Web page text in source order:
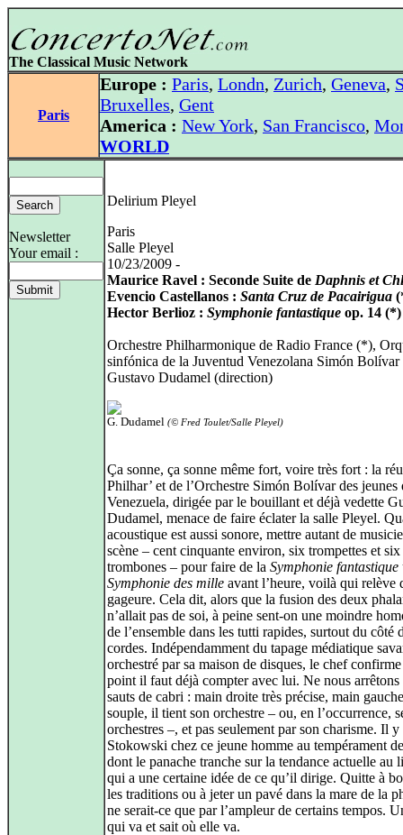
The Classical Music Network
Paris
Europe : Paris, Londn, Zurich, Geneva,
Bruxelles, Gent
America : New York, San Francisco,
WORLD
Newsletter
Your email :
Delirium Pleyel
Paris
Salle Pleyel
10/23/2009 -
Maurice Ravel : Seconde Suite de Daphnis et
Evencio Castellanos : Santa Cruz de Pacairigua
Hector Berlioz : Symphonie fantastique op. 14
Orchestre Philharmonique de Radio France (*),
sinfónica de la Juventud Venezolana Simón
Gustavo Dudamel (direction)
G. Dudamel (© Fred Toulet/Salle Pleyel)
Ça sonne, ça sonne même fort, voire très fort : la
Philhar’ et de l’Orchestre Simón Bolívar des jeunes
Venezuela, dirigée par le bouillant et déjà vedette
Dudamel, menace de faire éclater la salle Pleyel.
acoustique est aussi sonore, mettre autant de
scène – cent cinquante environ, six trompettes et six
trombones – pour faire de la Symphonie fantastique
Symphonie des mille avant l’heure, voilà qui relève
gageure. Cela dit, alors que la fusion des deux
n’allait pas de soi, à peine sent-on une moindre
de l’ensemble dans les tutti rapides, surtout du côté
cordes. Indépendamment du tapage médiatique
orchestré par sa maison de disques, le chef
point il faut déjà compter avec lui. Ne nous arrêtons
sauts de cabri : main droite très précise, main
souple, il tient son orchestre – ou, en l’occurrence,
orchestres –, et pas seulement par son charisme. Il y
Stokowski chez ce jeune homme au tempérament
dont le panache tranche sur la tendance actuelle au
qui a une certaine idée de ce qu’il dirige. Quitte à
les traditions ou à jeter un pavé dans la mare de la
ne serait-ce que par l’ampleur de certains tempos.
qui va et sait où elle va.